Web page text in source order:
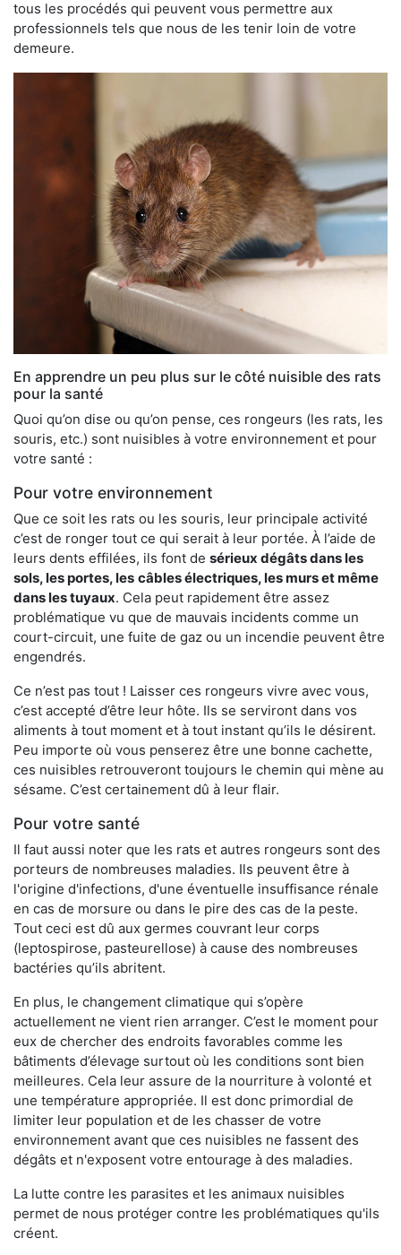
tous les procédés qui peuvent vous permettre aux
professionnels tels que nous de les tenir loin de votre
demeure.
En apprendre un peu plus sur le côté nuisible des rats
pour la santé
Quoi qu’on dise ou qu’on pense, ces rongeurs (les rats, les
souris, etc.) sont nuisibles à votre environnement et pour
votre santé :
Pour votre environnement
Que ce soit les rats ou les souris, leur principale activité
c’est de ronger tout ce qui serait à leur portée. À l’aide de
leurs dents effilées, ils font de sérieux dégâts dans les
sols, les portes, les câbles électriques, les murs et même
dans les tuyaux. Cela peut rapidement être assez
problématique vu que de mauvais incidents comme un
court-circuit, une fuite de gaz ou un incendie peuvent être
engendrés.
Ce n’est pas tout ! Laisser ces rongeurs vivre avec vous,
c’est accepté d’être leur hôte. Ils se serviront dans vos
aliments à tout moment et à tout instant qu’ils le désirent.
Peu importe où vous penserez être une bonne cachette,
ces nuisibles retrouveront toujours le chemin qui mène au
sésame. C’est certainement dû à leur flair.
Pour votre santé
Il faut aussi noter que les rats et autres rongeurs sont des
porteurs de nombreuses maladies. Ils peuvent être à
l'origine d'infections, d'une éventuelle insuffisance rénale
en cas de morsure ou dans le pire des cas de la peste.
Tout ceci est dû aux germes couvrant leur corps
(leptospirose, pasteurellose) à cause des nombreuses
bactéries qu’ils abritent.
En plus, le changement climatique qui s’opère
actuellement ne vient rien arranger. C’est le moment pour
eux de chercher des endroits favorables comme les
bâtiments d’élevage surtout où les conditions sont bien
meilleures. Cela leur assure de la nourriture à volonté et
une température appropriée. Il est donc primordial de
limiter leur population et de les chasser de votre
environnement avant que ces nuisibles ne fassent des
dégâts et n'exposent votre entourage à des maladies.
La lutte contre les parasites et les animaux nuisibles
permet de nous protéger contre les problématiques qu'ils
créent.